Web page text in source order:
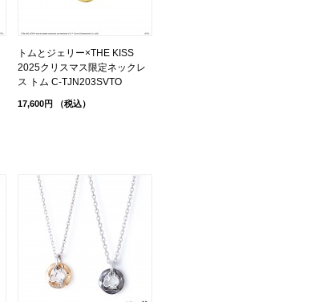
トムとジェリー×THE KISS
2025クリスマス限定ネックレ
ス トム C-TJN203SVTO
17,600円 （税込）